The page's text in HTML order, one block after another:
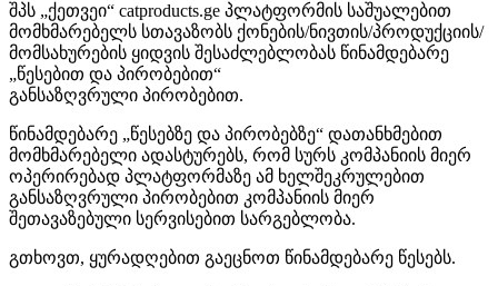
შპს „ქეთვეი“ catproducts.ge პლატფორმის საშუალებით
მომხმარებელს სთავაზობს ქონების/ნივთის/პროდუქციის/
მომსახურების ყიდვის შესაძლებლობას წინამდებარე
„წესებით და პირობებით“
განსაზღვრული პირობებით.
წინამდებარე „წესებზე და პირობებზე“ დათანხმებით
მომხმარებელი ადასტურებს, რომ სურს კომპანიის მიერ
ოპერირებად პლატფორმაზე ამ ხელშეკრულებით
განსაზღვრული პირობებით კომპანიის მიერ
შეთავაზებული სერვისებით სარგებლობა.
გთხოვთ, ყურადღებით გაეცნოთ წინამდებარე წესებს.